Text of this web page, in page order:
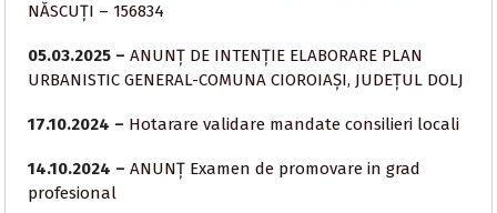
NĂSCUȚI – 156834
05.03.2025 – ANUNȚ DE INTENȚIE ELABORARE PLAN
URBANISTIC GENERAL-COMUNA CIOROIAȘI, JUDEȚUL DOLJ
17.10.2024 – Hotarare validare mandate consilieri locali
14.10.2024 – ANUNȚ Examen de promovare in grad
profesional